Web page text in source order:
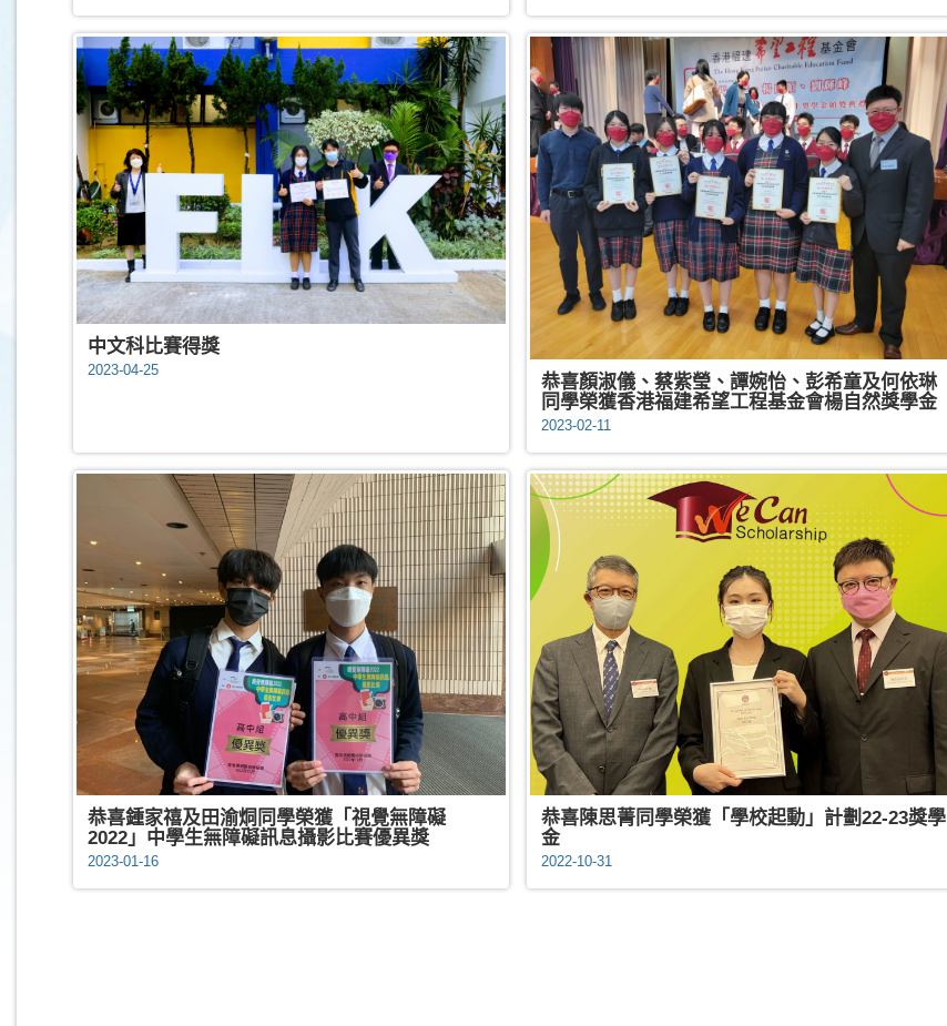
中文科比賽得獎
2023-04-25
恭喜顏淑儀、蔡紫瑩、譚婉怡、彭希童及何依琳
同學榮獲香港福建希望工程基金會楊自然獎學金
2023-02-11
恭喜鍾家禧及田渝烔同學榮獲「視覺無障礙
2022」中學生無障礙訊息攝影比賽優異獎
2023-01-16
恭喜陳思菁同學榮獲「學校起動」計劃22-23獎學
金
2022-10-31